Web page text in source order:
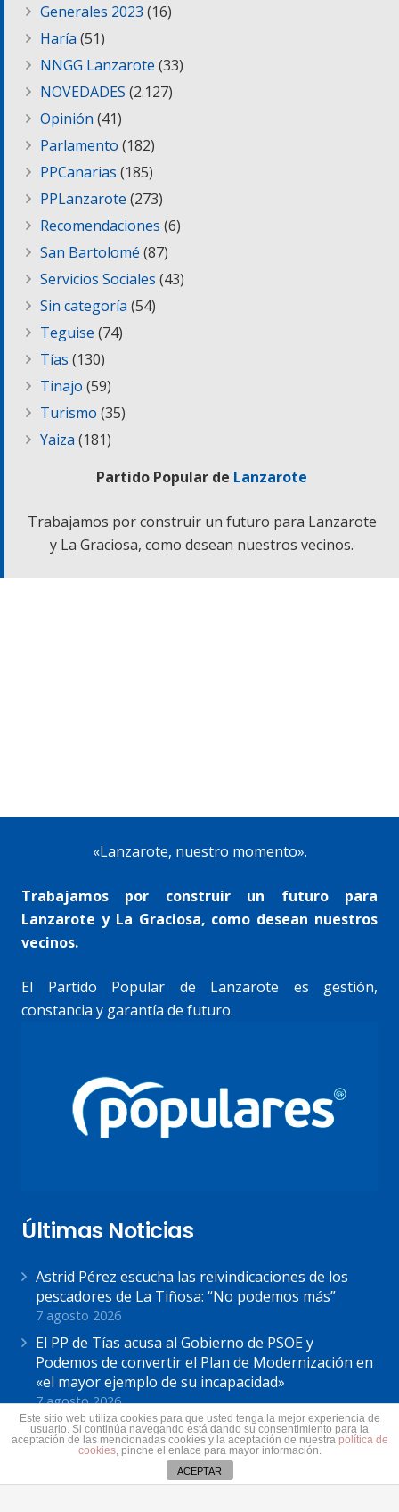
Generales 2023 (16)
Haría (51)
NNGG Lanzarote (33)
NOVEDADES (2.127)
Opinión (41)
Parlamento (182)
PPCanarias (185)
PPLanzarote (273)
Recomendaciones (6)
San Bartolomé (87)
Servicios Sociales (43)
Sin categoría (54)
Teguise (74)
Tías (130)
Tinajo (59)
Turismo (35)
Yaiza (181)
Partido Popular de Lanzarote
Trabajamos por construir un futuro para Lanzarote
y La Graciosa, como desean nuestros vecinos.
«Lanzarote, nuestro momento».
Trabajamos por construir un futuro para
Lanzarote y La Graciosa, como desean nuestros
vecinos.
El Partido Popular de Lanzarote es gestión,
constancia y garantía de futuro.
Últimas Noticias
Astrid Pérez escucha las reivindicaciones de los
pescadores de La Tiñosa: “No podemos más”
7 agosto 2026
El PP de Tías acusa al Gobierno de PSOE y
Podemos de convertir el Plan de Modernización en
«el mayor ejemplo de su incapacidad»
7 agosto 2026
Astrid Pérez: “Lanzarote y toda Canarias se
solidariza con Ceuta: España no puede seguir sin
una política migratoria de Estado”
31 julio 2026
Este sitio web utiliza cookies para que usted tenga la mejor experiencia de
usuario. Si continúa navegando está dando su consentimiento para la
aceptación de las mencionadas cookies y la aceptación de nuestra política de
cookies, pinche el enlace para mayor información.
ACEPTAR